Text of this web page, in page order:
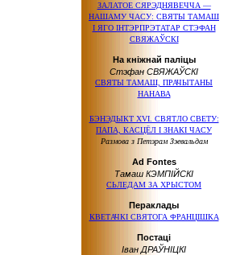
ЗАЛАТОЕ СЯРЭДНЯВЕЧЧА —
НАШАМУ ЧАСУ: СВЯТЫ ТАМАШ
І ЯГО ІНТЭРПРЭТАТАР СТЭФАН
СВЯЖАЎСКІ
На кніжнай паліцы
Стэфан СВЯЖАЎСКІ
СВЯТЫ ТАМАШ, ПРАЧЫТАНЫ
НАНАВА
БЭНЭДЫКТ XVI. СВЯТЛО СВЕТУ:
ПАПА, КАСЦЁЛ І ЗНАКІ ЧАСУ
Размова з Петэрам Зэевальдам
Ad Fontes
Тамаш КЭМПІЙСКІ
СЬЛЕДАМ ЗА ХРЫСТОМ
Пераклады
КВЕТАЧКІ СВЯТОГА ФРАНЦІШКА
Постаці
Іван ДРАЎНІЦКІ